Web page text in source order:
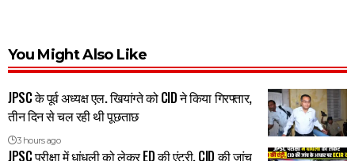
You Might Also Like
JPSC के पूर्व अध्यक्ष एल. खियांग्ते को CID ने किया गिरफ्तार,
तीन दिन से चल रही थी पूछताछ
3 hours ago
JPSC परीक्षा में धांधली को लेकर ED की एंट्री, CID की जांच